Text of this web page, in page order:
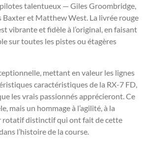
pilotes talentueux — Giles Groombridge,
Baxter et Matthew West. La livrée rouge
vibrante et fidèle à l’original, en faisant
sur toutes les pistes ou étagères
mettant en valeur les lignes
caractéristiques de la RX-7 FD,
les vrais passionnés apprécieront. Ce
mais un hommage à l’agilité, à la
rotatif distinctif qui ont fait de cette
l’histoire de la course.